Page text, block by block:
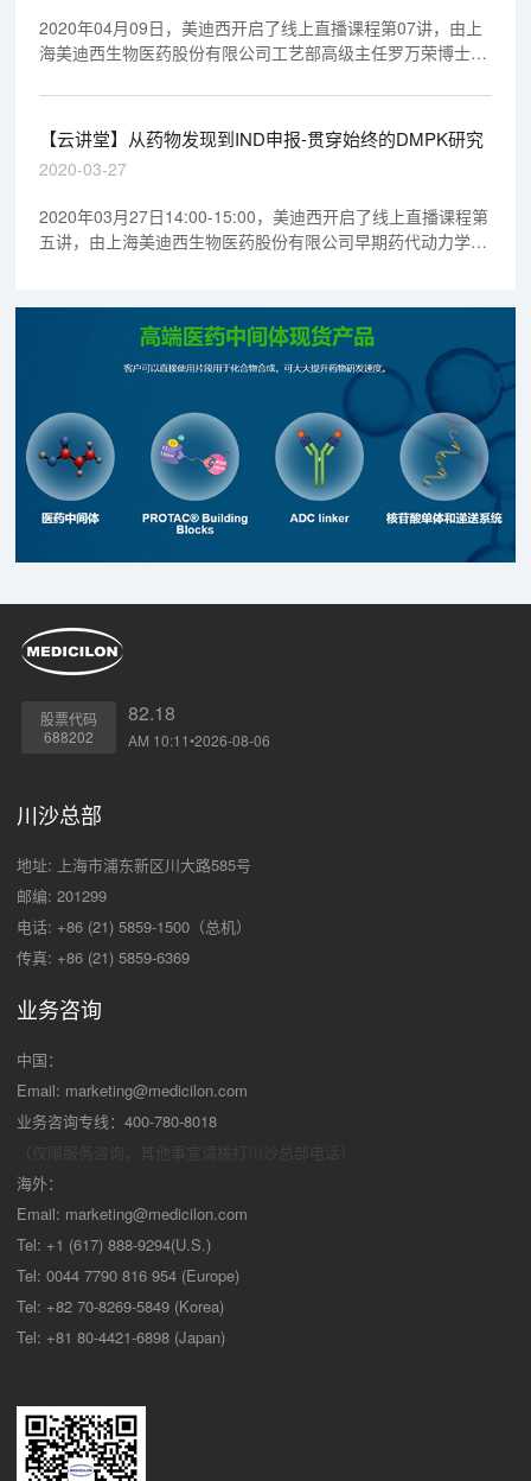
2020年04月09日，美迪西开启了线上直播课程第07讲，由上
海美迪西生物医药股份有限公司工艺部高级主任罗万荣博士做
观看回放视频。
【云讲堂】从药物发现到IND申报-贯穿始终的DMPK研究
2020-03-27
2020年03月27日14:00-15:00，美迪西开启了线上直播课程第
五讲，由上海美迪西生物医药股份有限公司早期药代动力学室
股票代码
688202
82.18
AM 10:11•2026-08-06
川沙总部
地址: 上海市浦东新区川大路585号
邮编: 201299
电话: +86 (21) 5859-1500（总机）
传真: +86 (21) 5859-6369
业务咨询
中国：
Email: marketing@medicilon.com
业务咨询专线：400-780-8018
海外：
Email: marketing@medicilon.com
Tel: +1 (617) 888-9294(U.S.)
Tel: 0044 7790 816 954 (Europe)
Tel: +82 70-8269-5849 (Korea)
Tel: +81 80-4421-6898 (Japan)